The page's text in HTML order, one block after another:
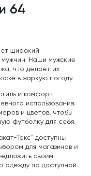
64
широкий
Наши мужские
что делает их
в жаркую погоду.
и комфорт,
использования.
и цветов, чтобы
футболку для себя.
Текс" доступны
для магазинов и
своим
одежду по доступной